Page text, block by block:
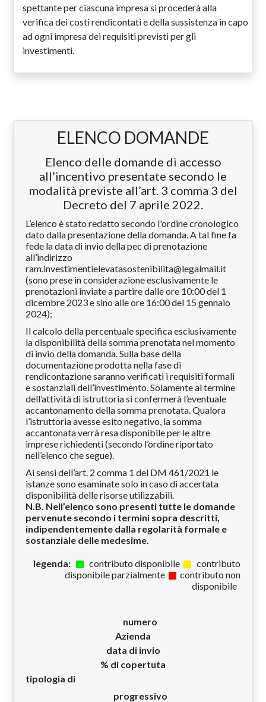
spettante per ciascuna impresa si procederà alla
verifica dei costi rendicontati e della sussistenza in capo
ad ogni impresa dei requisiti previsti per gli
investimenti.
ELENCO DOMANDE
Elenco delle domande di accesso
all’incentivo presentate secondo le
modalità previste all’art. 3 comma 3 del
Decreto del 7 aprile 2022.
L’elenco è stato redatto secondo l'ordine cronologico
dato dalla presentazione della domanda. A tal fine fa
fede la data di invio della pec di prenotazione
all’indirizzo
ram.investimentielevatasostenibilita@legalmail.it
(sono prese in considerazione esclusivamente le
prenotazioni inviate a partire dalle ore 10:00 del 1
dicembre 2023 e sino alle ore 16:00 del 15 gennaio
2024);
Il calcolo della percentuale specifica esclusivamente
la disponibilità della somma prenotata nel momento
di invio della domanda. Sulla base della
documentazione prodotta nella fase di
rendicontazione saranno verificati i requisiti formali
e sostanziali dell’investimento. Solamente al termine
dell’attività di istruttoria si confermerà l’eventuale
accantonamento della somma prenotata. Qualora
l’istruttoria avesse esito negativo, la somma
accantonata verrà resa disponibile per le altre
imprese richiedenti (secondo l’ordine riportato
nell’elenco che segue).
Ai sensi dell’art. 2 comma 1 del DM 461/2021 le
istanze sono esaminate solo in caso di accertata
disponibilità delle risorse utilizzabili.
N.B. Nell’elenco sono presenti tutte le domande
pervenute secondo i termini sopra descritti,
indipendentemente dalla regolarità formale e
sostanziale delle medesime.
legenda: contributo disponibile
contributo
disponibile parzialmente
contributo non
disponibile
numero
Azienda
data di invio
% di copertuta
tipologia di
progressivo